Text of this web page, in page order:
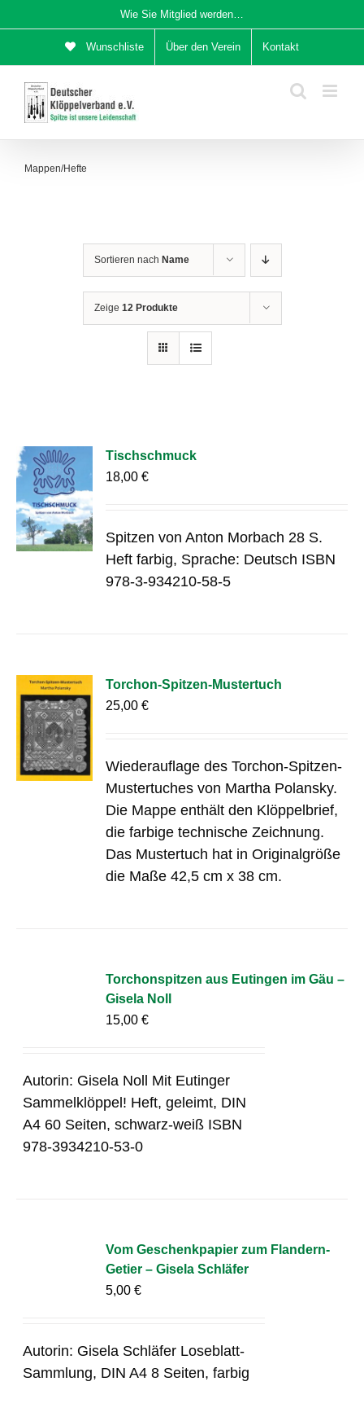
Inhalt
Wie Sie Mitglied werden…
Wunschliste Über den Verein Kontakt
Mappen/Hefte
Sortieren nach Name
Zeige 12 Produkte
Tischschmuck
18,00€
Spitzen von Anton Morbach 28 S.
Heft farbig, Sprache: Deutsch ISBN
978-3-934210-58-5
Torchon-Spitzen-Mustertuch
25,00€
Wiederauflage des Torchon-Spitzen-
Mustertuches von Martha Polansky.
Die Mappe enthält den Klöppelbrief,
die farbige technische Zeichnung.
Das Mustertuch hat in Originalgröße
die Maße 42,5 cm x 38 cm.
Torchonspitzen aus Eutingen im Gäu –
Gisela Noll
15,00€
Autorin: Gisela Noll Mit Eutinger
Sammelklöppel! Heft, geleimt, DIN
A4 60 Seiten, schwarz-weiß ISBN
978-3934210-53-0
Vom Geschenkpapier zum Flandern-
Getier – Gisela Schläfer
5,00€
Autorin: Gisela Schläfer Loseblatt-
Sammlung, DIN A4 8 Seiten, farbig